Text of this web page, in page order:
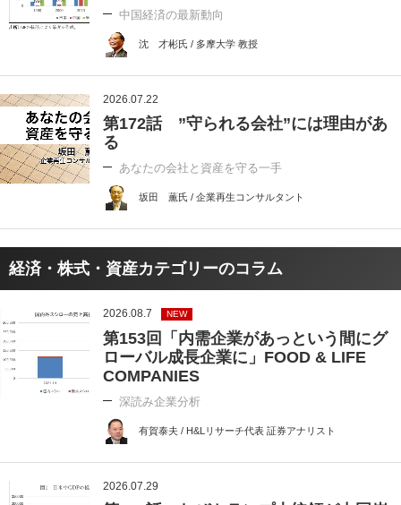
中国経済の最新動向
沈 才彬氏 / 多摩大学 教授
2026.07.22
第172話 ”守られる会社”には理由があ
る
あなたの会社と資産を守る一手
坂田 薫氏 / 企業再生コンサルタント
経済・株式・資産カテゴリーのコラム
2026.08.7 NEW
第153回「内需企業があっという間にグ
ローバル成長企業に」FOOD & LIFE
COMPANIES
深読み企業分析
有賀泰夫 / H&Lリサーチ代表 証券アナリスト
2026.07.29